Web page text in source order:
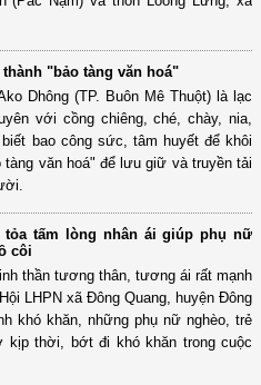
"bảo tàng văn hoá"
Dhông (TP. Buôn Mê Thuột) là lạc
với cồng chiêng, ché, chày, nia,
bao công sức, tâm huyết để khôi
văn hoá" để lưu giữ và truyền tải
tỏa tấm lòng nhân ái giúp phụ nữ
côi
thần tương thân, tương ái rất mạnh
LHPN xã Đông Quang, huyện Đông
khó khăn, những phụ nữ nghèo, trẻ
thời, bớt đi khó khăn trong cuộc